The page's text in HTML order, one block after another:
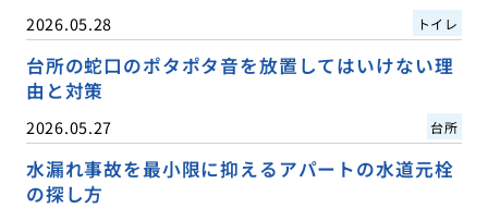
2026.05.28 トイレ
台所の蛇口のポタポタ音を放置してはいけない理
由と対策
2026.05.27 台所
水漏れ事故を最小限に抑えるアパートの水道元栓
の探し方